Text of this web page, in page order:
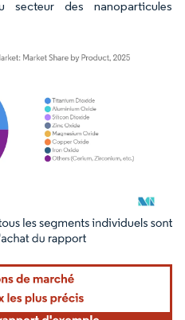
secteur des nanoparticules
nécessite une attribution sous CC BY